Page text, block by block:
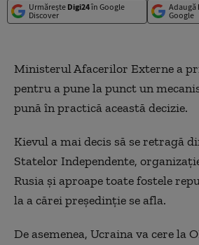
Urmărește Digi24în Google
Discover
Adaugă
Google
Ministerul Afacerilor Externe a
pentru a pune la punct un
pună în practică această decizie.
Kievul a mai decis să se retragă
Statelor Independente,
Rusia și aproape toate fostele
la a cărei președinție se afla.
De asemenea, Ucraina va cere la